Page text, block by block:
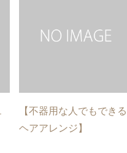
【不器用な人でもできる
ヘアアレンジ】